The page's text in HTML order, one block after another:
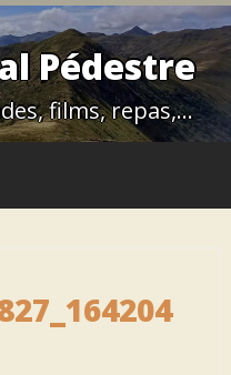
Pédestre
films, repas,…